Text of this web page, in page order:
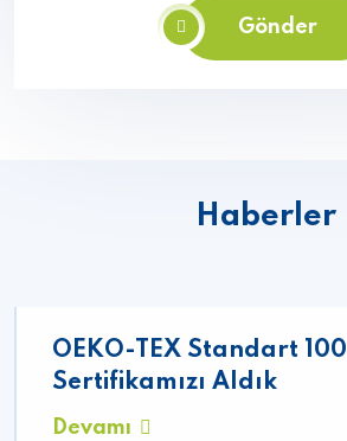
Gönder
Haberler
OEKO-TEX Standart 100
Sertifikamızı Aldık
Devamı